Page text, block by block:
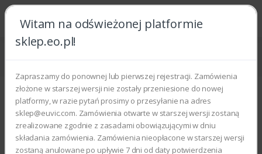
Witam na odświeżonej platformie
sklep.eo.pl!
Zapraszamy do ponownej lub pierwszej rejestracji. Zamówienia
złożone w starszej wersji nie zostały przeniesione do nowej
platformy, w razie pytań prosimy o przesyłanie na adres
sklep@euvic.com. Zamówienia otwarte w starszej wersji zostaną
zrealizowane zgodnie z zasadami obowiązującymi w dniu
składania zamówienia. Zamówienia nieopłacone w starszej wersji
zostaną anulowane po upływie 7 dni od daty potwierdzenia
Strona główna Części zamienne